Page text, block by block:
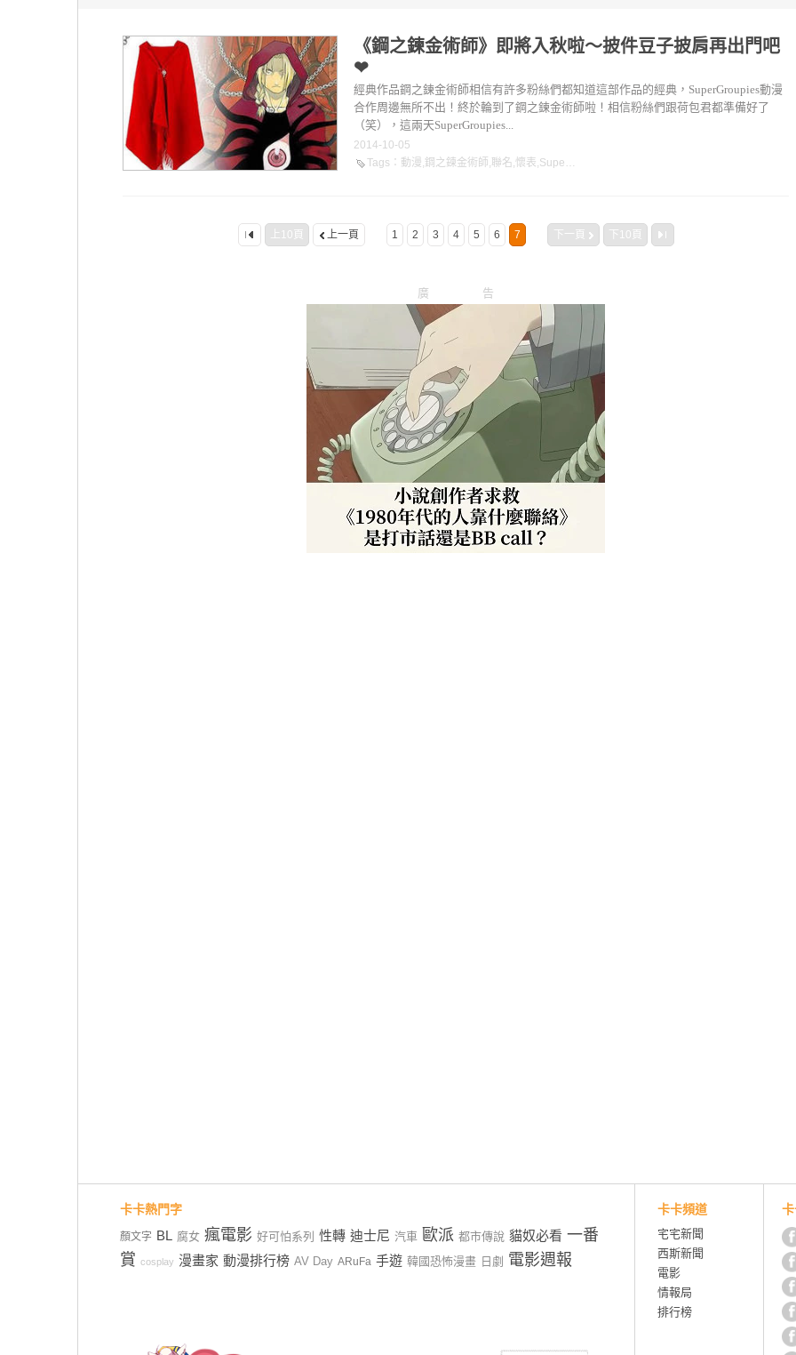
《鋼之鍊金術師》即將入秋啦～披件豆子披肩再出門吧
❤
經典作品鋼之鍊金術師相信有許多粉絲們都知道這部作品的經典，SuperGroupies動漫
合作周邊無所不出！終於輪到了鋼之鍊金術師啦！相信粉絲們跟荷包君都準備好了
（笑），這兩天SuperGroupies...
2014-10-05
Tags ： 動漫,鋼之鍊金術師,聯名,懷表,SuperGroupies
上10頁 上一頁 1 2 3 4 5 6 7 下一頁 下10頁
廣告
卡卡熱門字
顏文字 BL 腐女 瘋電影 好可怕系列 性轉 迪士尼 汽車 歐派 都市傳說 貓奴必看 一番
賞 cosplay 漫畫家 動漫排行榜 AV Day ARuFa 手遊 韓國恐怖漫畫 日劇 電影週報
卡卡頻道
宅宅新聞
西斯新聞
電影
情報局
排行榜